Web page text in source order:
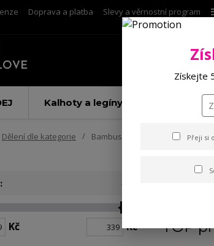
Doprava a platba Slevy a věrnostní program
Kalhoty a legíny
Dělení dle kategorie Bambusové
TOP
Kč Kč
Získejte
Přeji si